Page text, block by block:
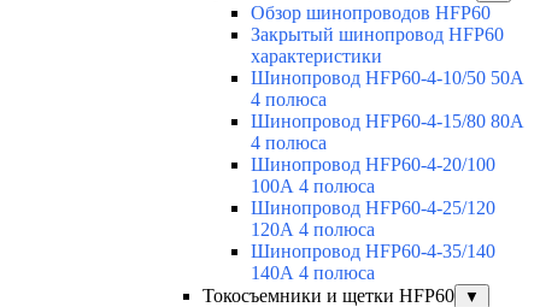
Обзор шинопроводов HFP60
Закрытый шинопровод HFP60
характеристики
Шинопровод HFP60-4-10/50 50А
4 полюса
Шинопровод HFP60-4-15/80 80А
4 полюса
Шинопровод HFP60-4-20/100
100А 4 полюса
Шинопровод HFP60-4-25/120
120А 4 полюса
Шинопровод HFP60-4-35/140
140А 4 полюса
Токосъемники и щетки HFP60
▼